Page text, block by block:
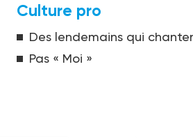
Culture pro
Des lendemains qui
Pas « Moi »